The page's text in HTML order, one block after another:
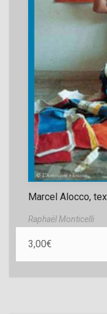
Marcel Alocco,
Raphaël Monticelli
3,00€